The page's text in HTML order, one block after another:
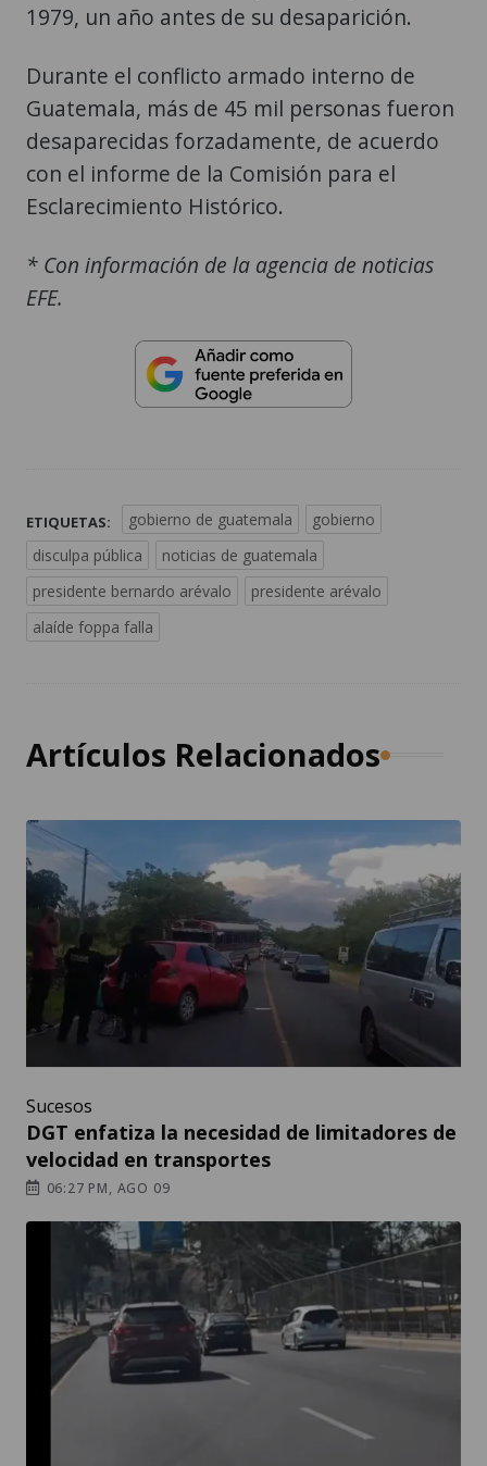
1979, un año antes de su desaparición.
Durante el conflicto armado interno de
Guatemala, más de 45 mil personas fueron
desaparecidas forzadamente, de acuerdo
con el informe de la Comisión para el
Esclarecimiento Histórico.
* Con información de la agencia de noticias
EFE.
ETIQUETAS: gobierno de guatemala
gobierno
disculpa pública
noticias de guatemala
presidente bernardo arévalo
presidente arévalo
alaíde foppa falla
Artículos Relacionados
Sucesos
DGT enfatiza la necesidad de limitadores de
velocidad en transportes
06:27 PM, AGO 09